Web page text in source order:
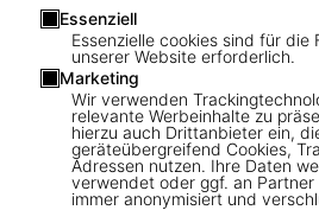
Essenziell
Essenzielle cookies sind für die
unserer Website erforderlich.
Marketing
Wir verwenden
relevante Werbeinhalte zu
hierzu auch Drittanbieter ein,
geräteübergreifend Cookies,
Adressen nutzen. Ihre Daten
verwendet oder ggf. an
immer anonymisiert und
Hugh Hefner’s
US$ 6.000